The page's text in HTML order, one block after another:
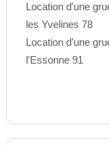
Location d'une
les Yvelines 78
Location d'une
l'Essonne 91